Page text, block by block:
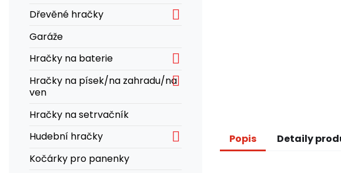
Dřevěné hračky 
Garáže
Hračky na baterie

Hračky na písek/na zahradu/na
ven

Hračky na setrvačník
Hudební hračky

Kočárky pro panenky
Popis Detaily